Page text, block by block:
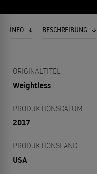
INFO BESCHREIBUNG
ORIGINALTITEL
Weightless
PRODUKTIONSDATUM
2017
PRODUKTIONSLAND
USA